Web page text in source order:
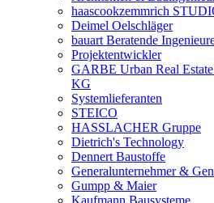
haascookzemmrich
Deimel Oelschläger
bauart Beratende
Projektentwickler
GARBE Urban Real
KG
Systemlieferanten
STEICO
HASSLACHER Gruppe
Dietrich's Technology
Dennert Baustoffe
Generalunternehmer &
Gumpp & Maier
Kaufmann Bausysteme